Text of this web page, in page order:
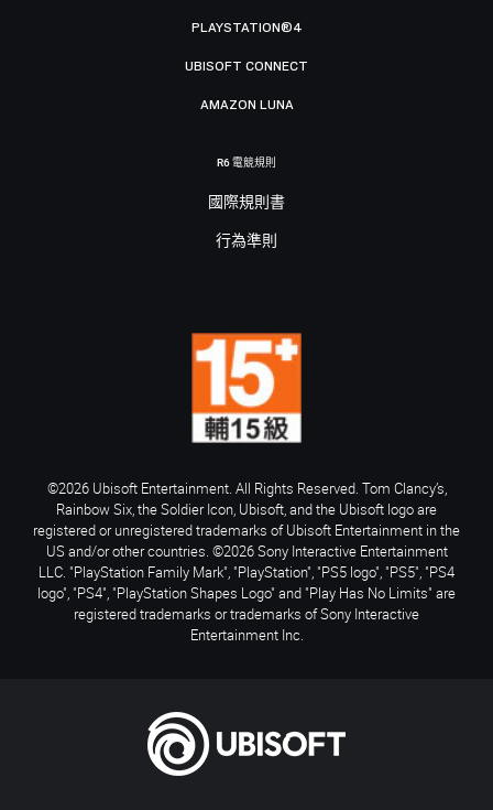
PLAYSTATION®4
UBISOFT CONNECT
AMAZON LUNA
R6 電競規則
國際規則書
行為準則
©2026 Ubisoft Entertainment. All Rights Reserved. Tom Clancy’s,
Rainbow Six, the Soldier Icon, Ubisoft, and the Ubisoft logo are
registered or unregistered trademarks of Ubisoft Entertainment in the
US and/or other countries. ©2026 Sony Interactive Entertainment
LLC. "PlayStation Family Mark", "PlayStation", "PS5 logo", "PS5", "PS4
logo", "PS4", "PlayStation Shapes Logo" and "Play Has No Limits" are
registered trademarks or trademarks of Sony Interactive
Entertainment Inc.